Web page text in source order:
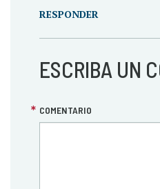
RESPONDER
ESCRIBA UN
COMENTARIO